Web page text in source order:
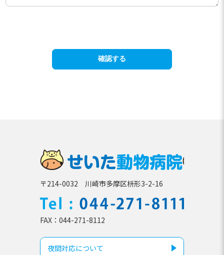
〒214-0032 川崎市多摩区枡形3-2-16
FAX
044-271-8112
夜間対応について